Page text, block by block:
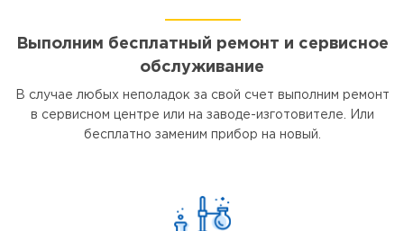
Выполним бесплатный ремонт и сервисное
обслуживание
В случае любых неполадок за свой счет выполним ремонт
в сервисном центре или на заводе-изготовителе. Или
бесплатно заменим прибор на новый.